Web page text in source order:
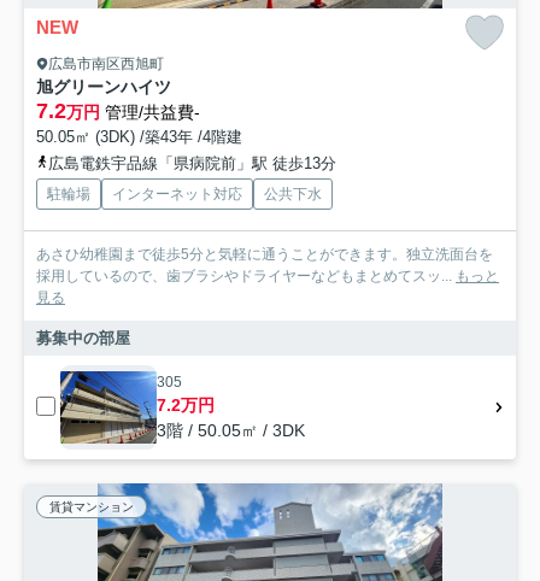
NEW
広島市南区西旭町
旭グリーンハイツ
7.2万円 管理/共益費-
50.05㎡ (3DK) /築43年 /4階建
広島電鉄宇品線「県病院前」駅 徒歩13分
駐輪場 インターネット対応 公共下水
あさひ幼稚園まで徒歩5分と気軽に通うことができます。独立洗面台を
採用しているので、歯ブラシやドライヤーなどもまとめてスッ...
もっと
見る
募集中の部屋
305
7.2万円
3階 / 50.05㎡ / 3DK
賃貸マンション